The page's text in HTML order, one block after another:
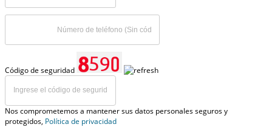
Código de seguridad
Nos comprometemos a mantener sus datos personales seguros y
protegidos, Política de privacidad